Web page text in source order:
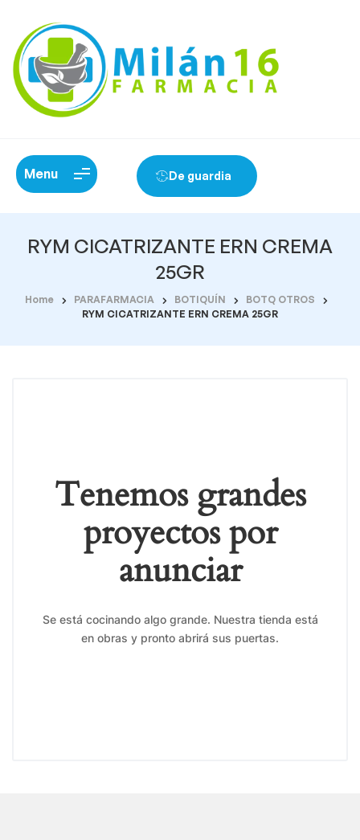
Menu De guardia
RYM CICATRIZANTE ERN CREMA
25GR
Home PARAFARMACIA BOTIQUÍN
BOTQ OTROS
RYM CICATRIZANTE ERN CREMA 25GR
Tenemos grandes
proyectos por
anunciar
Se está cocinando algo grande. Nuestra tienda está
en obras y pronto abrirá sus puertas.